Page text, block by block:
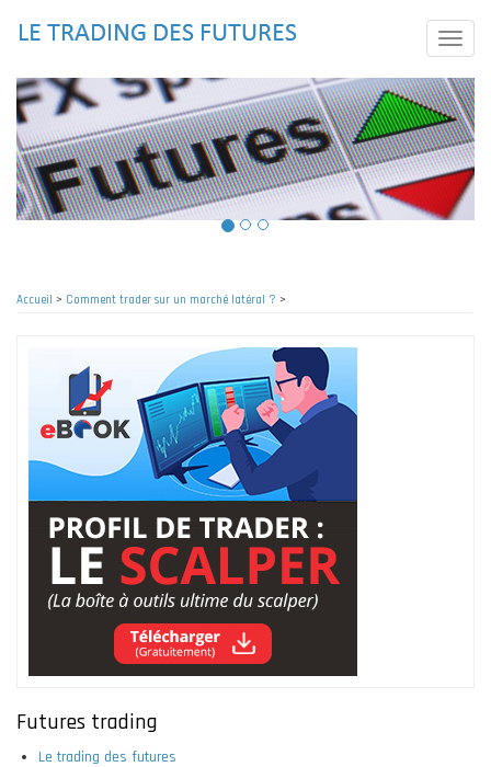
principal
Toggle
Accueil > Comment trader sur un marché latéral ? >
Futures trading
Le trading des futures